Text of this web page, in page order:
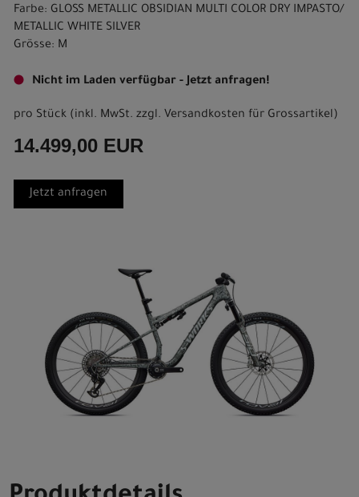
Farbe: GLOSS METALLIC OBSIDIAN MULTI COLOR DRY IMPASTO/
METALLIC WHITE SILVER
Grösse: M
Nicht im Laden verfügbar - Jetzt anfragen!
pro Stück (inkl. MwSt. zzgl. Versandkosten für Grossartikel)
14.499,00 EUR
Jetzt anfragen